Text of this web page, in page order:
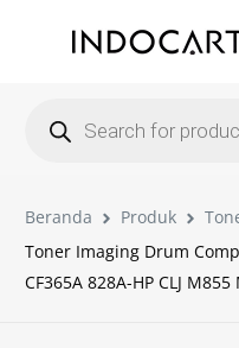
Beranda Produk
Toner Imaging Drum
CF365A 828A-HP CLJ M855